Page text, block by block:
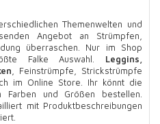
Themenwelten und
Angebot an Strümpfen,
überraschen. Nur im Shop
Falke Auswahl.
Leggins,
, Feinstrümpfe, Strickstrümpfe
im Online Store. Ihr könnt die
Farben und Größen bestellen.
mit Produktbeschreibungen